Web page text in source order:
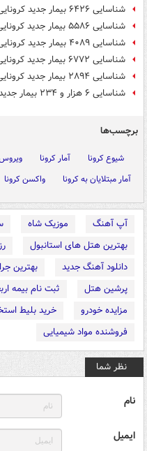
شناسایی ۶۴۲۶ بیمار جدید کرونایی/ ۱۶۸ نفر دیگر فوت شدند
شناسایی ۵۵۸۶ بیمار جدید کرونایی/ ۲۰۱ نفر دیگر فوت شدند
شناسایی ۴۰۸۹ بیمار جدید کرونایی/ ۱۵۴ نفر دیگر فوت شدند
شناسایی ۶۷۷۲ بیمار جدید کرونایی/ ۱۷۲ نفر دیگر فوت شدند
شناسایی ۲۸۹۴ بیمار جدید کرونایی/ ۳۹ نفر دیگر فوت شدند
شناسایی ۶ هزار و ۲۳۴ بیمار جدید کرونایی / ۲۰۳ نفر دیگر فوت شدند
برچسب‌ها
شیوع کرونا آمار کرونا ویروس
آمار مبتلایان به کرونا
واکسن کرونا
آپ آهنگ موزیک شاه
بهترین هتل های استانبول
دانلود آهنگ جدید
بهترین
پرشین هتل
ثبت نام بیمه
مزایده خودرو
خرید بلیط
فروشنده مواد شیمیایی
نظر شما
نام
ایمیل